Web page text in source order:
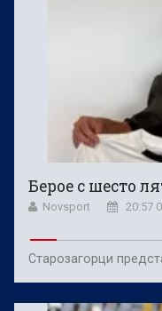
Берое с шесто
Novsport 20:57
Старозагорци